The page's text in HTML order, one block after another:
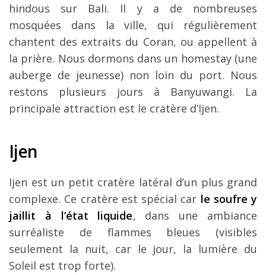
hindous sur Bali. Il y a de nombreuses
mosquées dans la ville, qui régulièrement
chantent des extraits du Coran, ou appellent à
la prière. Nous dormons dans un homestay (une
auberge de jeunesse) non loin du port. Nous
restons plusieurs jours à Banyuwangi. La
principale attraction est le cratère d’Ijen.
Ijen
Ijen est un petit cratère latéral d’un plus grand
complexe. Ce cratère est spécial car le soufre y
jaillit à l’état liquide, dans une ambiance
surréaliste de flammes bleues (visibles
seulement la nuit, car le jour, la lumière du
Soleil est trop forte).